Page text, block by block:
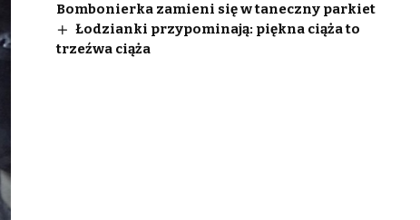
Bombonierka zamieni się w taneczny parkiet
Łodzianki przypominają: piękna ciąża to
trzeźwa ciąża